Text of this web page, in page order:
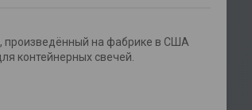
произведённый на фабрике в США
контейнерных свечей.